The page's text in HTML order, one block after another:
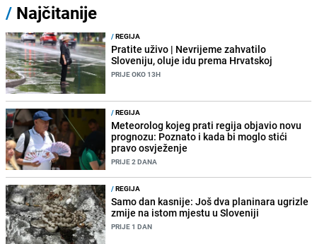
/ Najčitanije
/REGIJA
Pratite uživo | Nevrijeme zahvatilo
Sloveniju, oluje idu prema Hrvatskoj
PRIJE OKO 13H
/REGIJA
Meteorolog kojeg prati regija objavio novu
prognozu: Poznato i kada bi moglo stići
pravo osvježenje
PRIJE 2 DANA
/REGIJA
Samo dan kasnije: Još dva planinara ugrizle
zmije na istom mjestu u Sloveniji
PRIJE 1 DAN